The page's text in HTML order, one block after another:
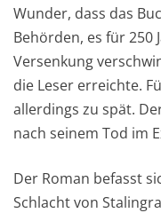
Wunder, dass das
Behörden, es für 250
Versenkung
die Leser erreichte.
allerdings zu spät.
nach seinem Tod im
Der Roman befasst
Schlacht von